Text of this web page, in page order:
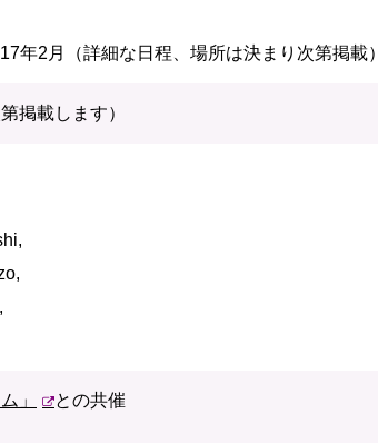
年2月（詳細な日程、場所は決まり次第掲載）
掲載します）
」 との共催